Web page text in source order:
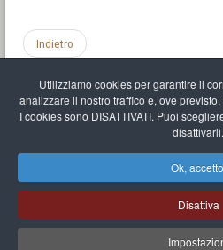
Utilizziamo cookies per garantire il
analizzare il nostro traffico e, ove
I cookies sono DISATTIVATI. Puoi
disattivarli.
Ok,
Disattiva
Indietro
Mappa del
Mr Balthasar
Artista scultore e
Quai Séverine Résidence Navy Club / 17
Alpes-Côte d'Azur-